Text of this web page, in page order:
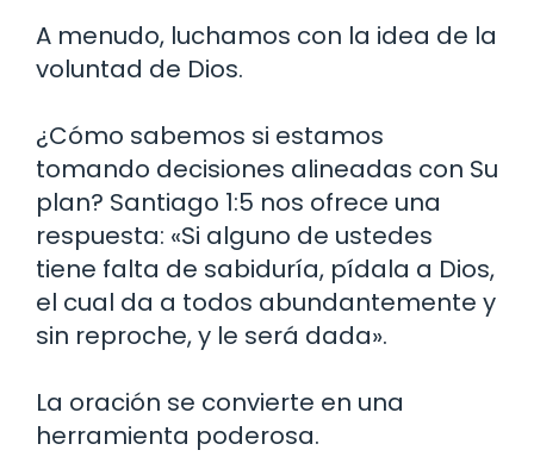
A menudo, luchamos con la idea de la
voluntad de Dios.
¿Cómo sabemos si estamos
tomando decisiones alineadas con Su
plan? Santiago 1:5 nos ofrece una
respuesta: «Si alguno de ustedes
tiene falta de sabiduría, pídala a Dios,
el cual da a todos abundantemente y
sin reproche, y le será dada».
La oración se convierte en una
herramienta poderosa.